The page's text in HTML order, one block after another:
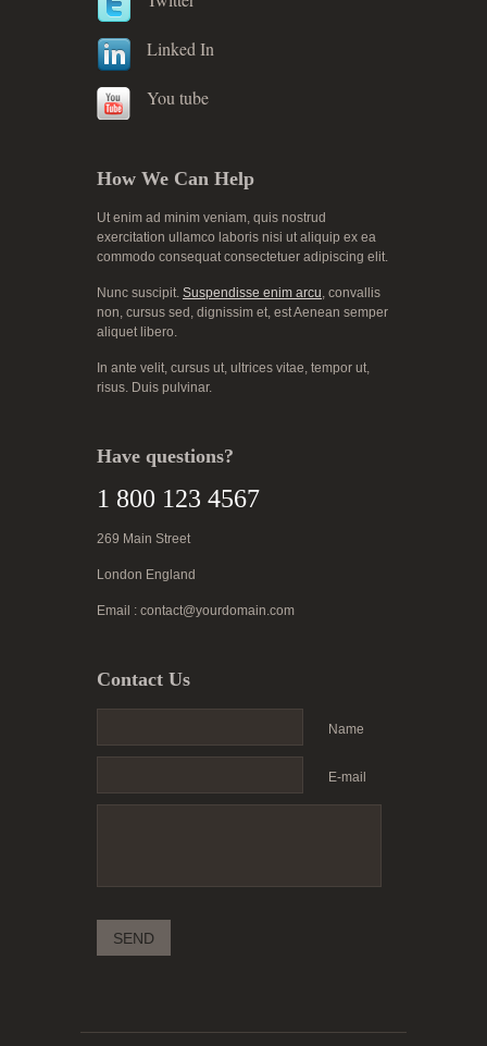
Linked In
You tube
How We Can Help
Ut enim ad minim veniam, quis nostrud
exercitation ullamco laboris nisi ut aliquip ex ea
commodo consequat consectetuer adipiscing elit.
Nunc suscipit. Suspendisse enim arcu, convallis
non, cursus sed, dignissim et, est Aenean semper
aliquet libero.
In ante velit, cursus ut, ultrices vitae, tempor ut,
risus. Duis pulvinar.
Have questions?
1 800 123 4567
269 Main Street
London England
Email : contact@yourdomain.com
Contact Us
Name
E-mail